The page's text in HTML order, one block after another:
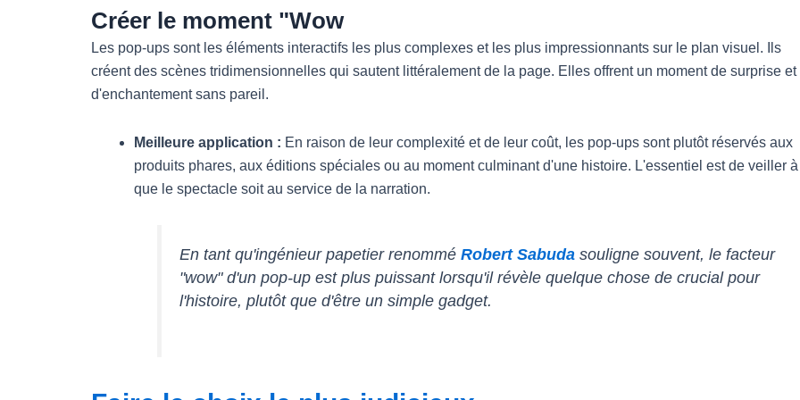
Créer le moment "Wow
Les pop-ups sont les éléments interactifs les plus complexes et les plus impressionnants sur le plan visuel. Ils
créent des scènes tridimensionnelles qui sautent littéralement de la page. Elles offrent un moment de surprise et
d'enchantement sans pareil.
Meilleure application : En raison de leur complexité et de leur coût, les pop-ups sont plutôt réservés aux
produits phares, aux éditions spéciales ou au moment culminant d'une histoire. L'essentiel est de veiller
que le spectacle soit au service de la narration.
En tant qu'ingénieur papetier renomméRobert Sabuda souligne souvent, le facteur
"wow" d'un pop-up est plus puissant lorsqu'il révèle quelque chose de crucial pour
l'histoire, plutôt que d'être un simple gadget.